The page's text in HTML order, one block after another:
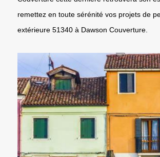
remettez en toute sérénité vos projets de
extérieure 51340 à Dawson Couverture.